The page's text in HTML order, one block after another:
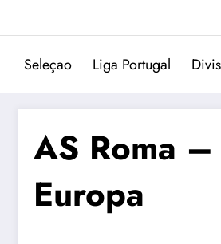
Seleçao Liga Portugal
AS Roma
Europa